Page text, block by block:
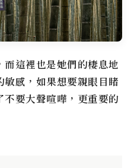
這裡也是她們的棲息地
感，如果想要親眼目睹
要大聲喧嘩，更重要的